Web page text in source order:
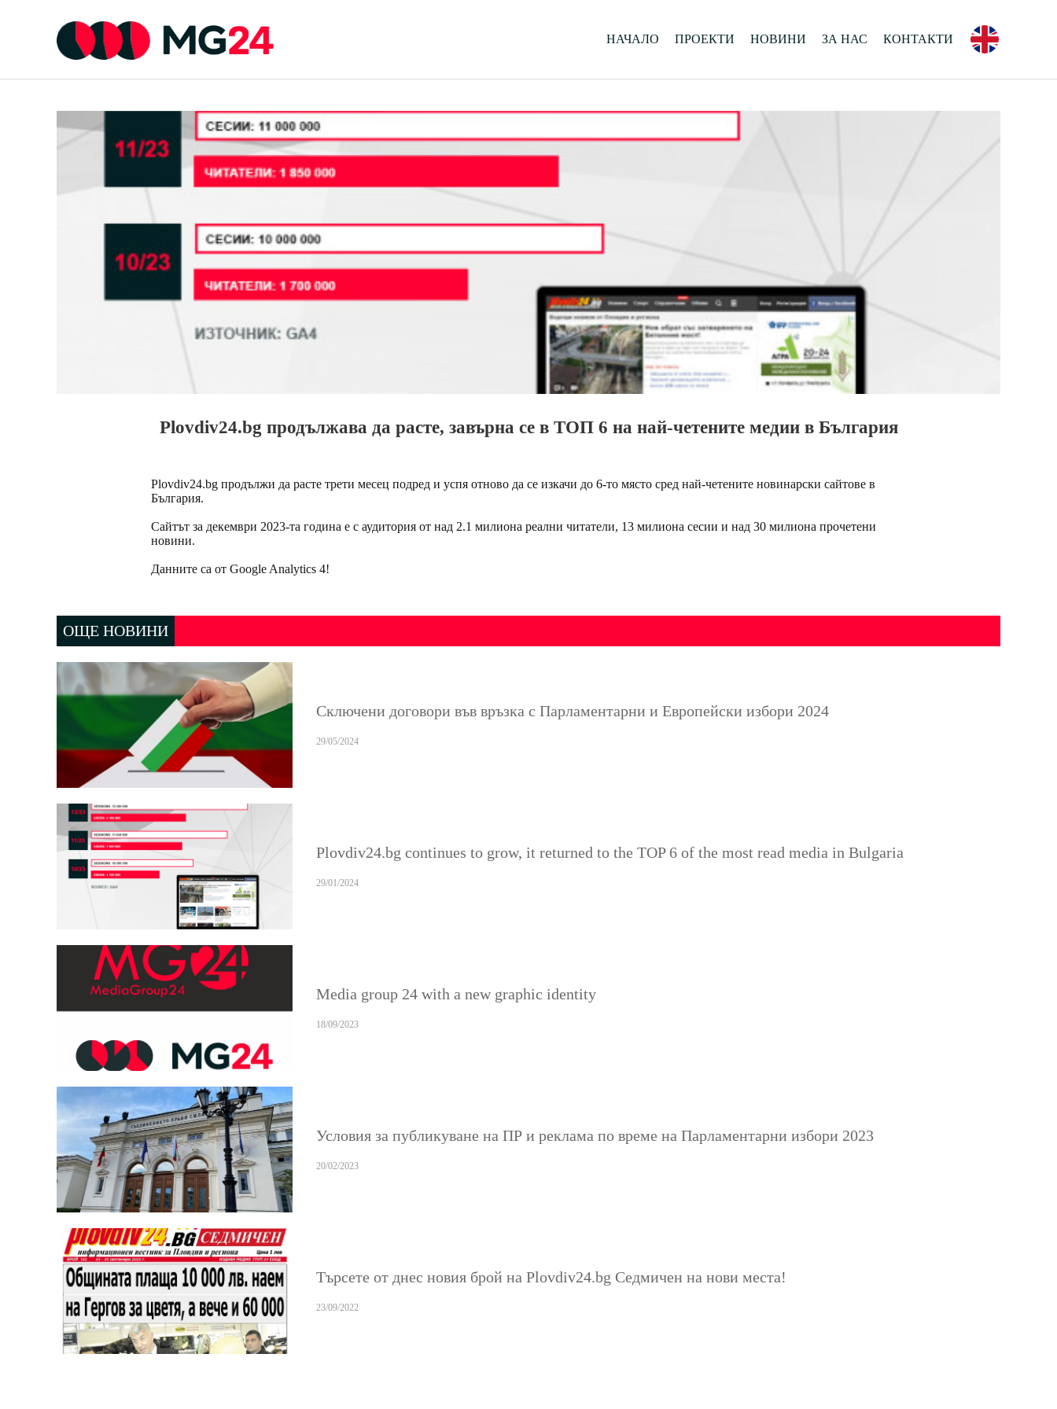
НАЧАЛО ПРОЕКТИ НОВИНИ ЗА НАС КОНТАКТИ
Plovdiv24.bg продължава да расте, завърна се в ТОП 6 на най-четените медии в България
Plovdiv24.bg продължи да расте трети месец подред и успя отново да се изкачи до 6-то място сред най-четените новинарски сайтове в
България.
Сайтът за декември 2023-та година е с аудитория от над 2.1 милиона реални читатели, 13 милиона сесии и над 30 милиона прочетени
новини.
Данните са от Google Analytics 4!
ОЩЕ НОВИНИ
Сключени договори във връзка с Парламентарни и Европейски избори 2024
29/05/2024
Plovdiv24.bg continues to grow, it returned to the TOP 6 of the most read media in Bulgaria
29/01/2024
Media group 24 with a new graphic identity
18/09/2023
Условия за публикуване на ПР и реклама по време на Парламентарни избори 2023
20/02/2023
Търсете от днес новия брой на Plovdiv24.bg Седмичен на нови места!
23/09/2022